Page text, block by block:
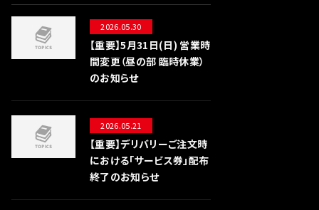
2026.05.30
【重要】5月31日(日) 営業時
間変更（昼の部 臨時休業）
のお知らせ
2026.05.21
【重要】デリバリーご注文時
における「サービス券」配布
終了のお知らせ